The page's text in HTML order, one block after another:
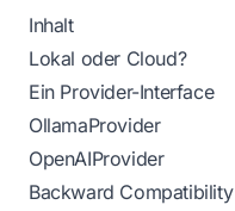
Inhalt
Lokal oder Cloud?
Ein Provider-Interface
OllamaProvider
OpenAIProvider
Backward Compatibility